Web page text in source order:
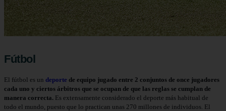
Fútbol
El fútbol es un deporte de equipo jugado entre 2 conjuntos de once jugadores
cada uno y ciertos árbitros que se ocupan de que las reglas se cumplan de
manera correcta. Es extensamente considerado el deporte más habitual de
todo el mundo, puesto que lo practican unas 270 millones de individuos.​ El